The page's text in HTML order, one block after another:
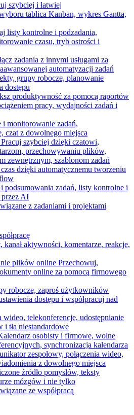
szybciej i łatwiej
tablica Kanban, wykres Gantta,
listy kontrolne i podzadania,
czasu, tryb ostrości i
zadania z innymi usługami za
automatyzacji zadań
grupy robocze, planowanie
dostępu
produktywność za pomocą raportów
pracy, wydajności zadań i
i monitorowanie zadań,
czat z dowolnego miejsca
Pracuj szybciej dzięki czatowi,
przechowywaniu plików,
zewnętrznym, szablonom zadań
dzięki automatycznemu tworzeniu
podsumowania zadań, listy kontrolne i
przez AI
z zadaniami i projektami
kanał aktywności, komentarze, reakcje,
plików online Przechowuj,
online za pomocą firmowego
robocze, zaproś użytkowników
dostępu i współpracuj nad
wideo, telekonferencje, udostępnianie
tła niestandardowe
osobisty i firmowe, wolne
synchronizacja kalendarza
zespołowy, połączenia wideo,
z dowolnego miejsca
źródło pomysłów, teksty
mózgów i nie tylko
ze współpracą